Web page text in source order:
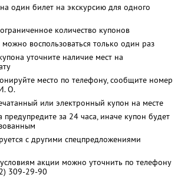
один билет на экскурсию для одного
количество купонов
воспользоваться только один раз
уточните наличие мест на
место по телефону, сообщите номер
О.
или электронный купон на месте
за 24 часа, иначе купон будет
с другими спецпредложениями
акции можно уточнить по телефону
309-29-90